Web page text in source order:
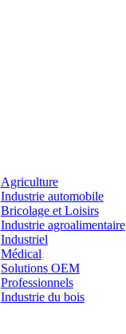
Agriculture
Industrie automobile
Bricolage et Loisirs
Industrie agroalimentaire
Industriel
Médical
Solutions OEM
Professionnels
Industrie du bois